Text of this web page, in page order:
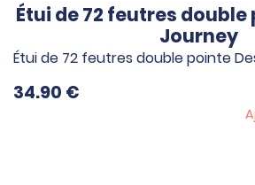
Étui de 72 feutres
Journey
Étui de 72 feutres double pointe
34.90 €